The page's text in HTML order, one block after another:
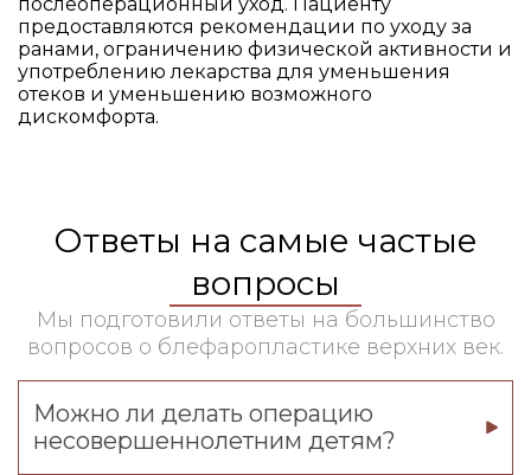
предоставляются рекомендации по уходу за
ранами, ограничению физической активности и
употреблению лекарства для уменьшения
отеков и уменьшению возможного
дискомфорта.
Ответы на самые частые
вопросы
Мы подготовили ответы на большинство
вопросов о блефаропластике верхних век.
Можно ли делать операцию
несовершеннолетним детям?